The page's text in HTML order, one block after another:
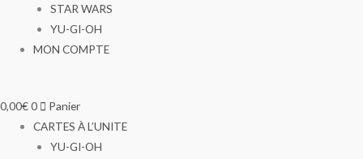
STAR WARS
YU-GI-OH
MON COMPTE
0,00€0
Panier
CARTES À L’UNITE
YU-GI-OH